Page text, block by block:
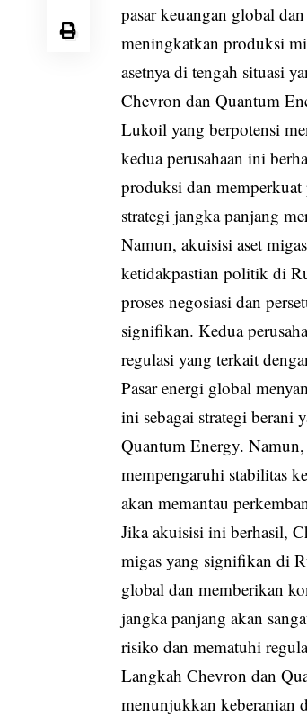
pasar keuangan global
meningkatkan produksi
asetnya di tengah situasi
Chevron dan Quantum
Lukoil yang berpotensi
kedua perusahaan ini
produksi dan
strategi jangka panjang
Namun, akuisisi aset
ketidakpastian politik di
proses negosiasi dan
signifikan. Kedua
regulasi yang terkait
Pasar energi global
ini sebagai strategi berani
Quantum Energy.
mempengaruhi stabilitas
akan memantau
Jika akuisisi ini berhasil,
migas yang signifikan di
global dan memberikan
jangka panjang akan
risiko dan mematuhi
Langkah Chevron dan
menunjukkan keberanian